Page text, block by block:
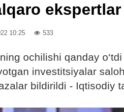
10:25 533
ochilishi qanday
investitsiyalar
bildirildi - Iqtisodiy